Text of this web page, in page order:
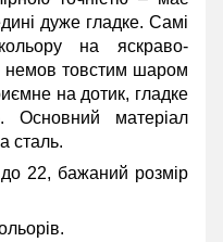
дуже гладке. Самі
на яскраво-
немов товстим шаром
на дотик, гладке
Основний матеріал
сталь.
22, бажаний розмір